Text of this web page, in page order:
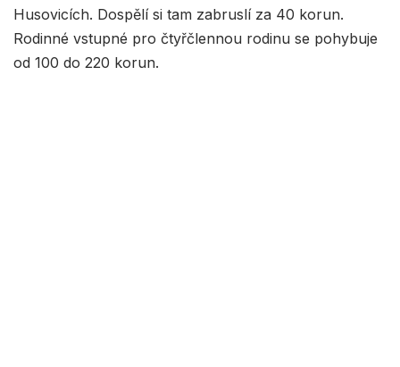
Husovicích. Dospělí si tam zabruslí za 40 korun.
Rodinné vstupné pro čtyřčlennou rodinu se pohybuje
od 100 do 220 korun.